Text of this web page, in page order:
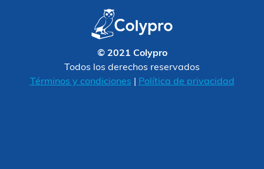
© 2021 Colypro
Todos los derechos reservados
Términos y condiciones
Política de privacidad